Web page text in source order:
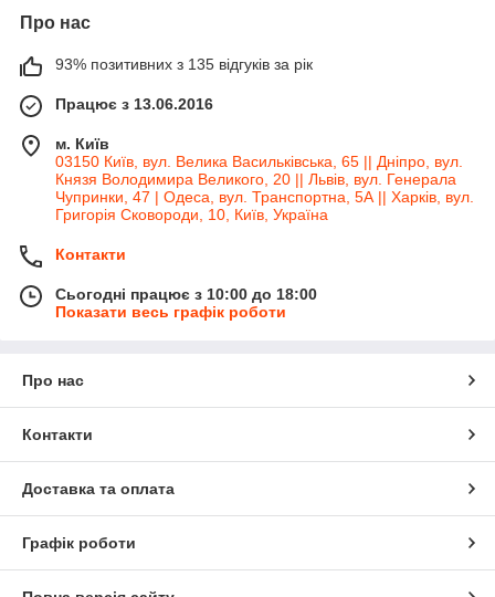
Про нас
93% позитивних з 135 відгуків за рік
Працює з 13.06.2016
м. Київ
03150 Київ, вул. Велика Васильківська, 65 || Дніпро, вул.
Князя Володимира Великого, 20 || Львів, вул. Генерала
Чупринки, 47 | Одеса, вул. Транспортна, 5А || Харків, вул.
Григорія Сковороди, 10, Київ, Україна
Контакти
Сьогодні працює з 10:00 до 18:00
Показати весь графік роботи
Про нас
Контакти
Доставка та оплата
Графік роботи